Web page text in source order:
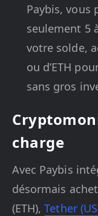
Paybis, vous
seulement 5
votre solde,
ou d’ETH
sans gros
charge
Avec Paybis
désormais
(ETH),Tether